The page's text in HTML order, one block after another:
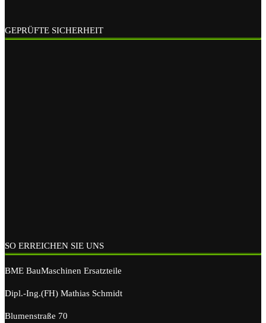
GEPRÜFTE SICHERHEIT
SO ERREICHEN SIE UNS
BME BauMaschinen Ersatzteile
Dipl.-Ing.(FH) Mathias Schmidt
Blumenstraße 70